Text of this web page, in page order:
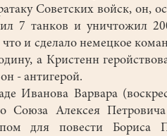
Советских войск, он,
7 танков и уничтожил
что и сделало немецкое
а Кристенн
- антигерой.
Иванова Варвара
Союза Алексея
для повести Бориса